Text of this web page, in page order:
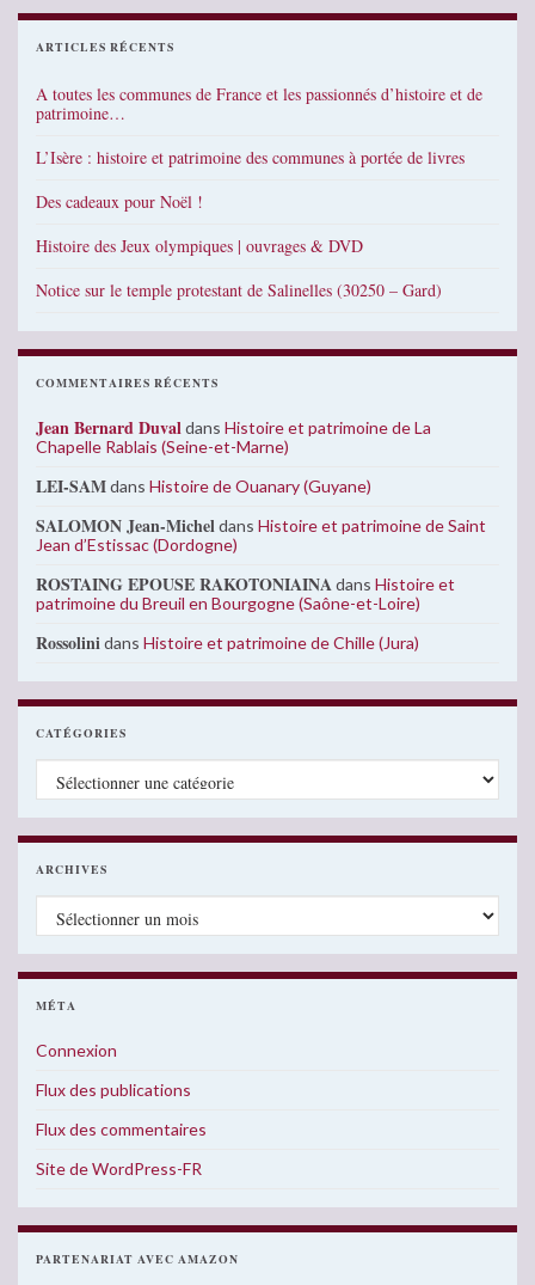
ARTICLES RÉCENTS
A toutes les communes de France et les passionnés d’histoire et de
patrimoine…
L’Isère : histoire et patrimoine des communes à portée de livres
Des cadeaux pour Noël !
Histoire des Jeux olympiques | ouvrages & DVD
Notice sur le temple protestant de Salinelles (30250 – Gard)
COMMENTAIRES RÉCENTS
Jean Bernard Duvaldans Histoire et patrimoine de La
Chapelle Rablais (Seine-et-Marne)
LEI-SAMdans Histoire de Ouanary (Guyane)
SALOMON Jean-Micheldans Histoire et patrimoine de Saint
Jean d’Estissac (Dordogne)
ROSTAING EPOUSE RAKOTONIAINAdans Histoire et
patrimoine du Breuil en Bourgogne (Saône-et-Loire)
Rossolinidans Histoire et patrimoine de Chille (Jura)
CATÉGORIES
Catégories
ARCHIVES
Archives
MÉTA
Connexion
Flux des publications
Flux des commentaires
Site de WordPress-FR
PARTENARIAT AVEC AMAZON